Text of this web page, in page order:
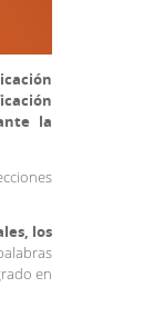
la
los
en